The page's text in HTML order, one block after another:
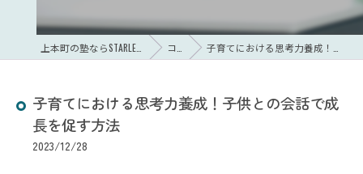
コラム 子育てにおける思考力養成！子供との会話で成長を促す方法
子育てにおける思考力養成！子供との会話で成
長を促す方法
2023/12/28